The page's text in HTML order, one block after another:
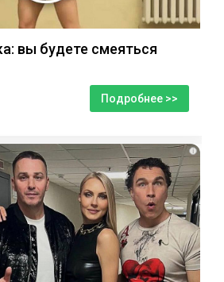
вы будете смеяться
Подробнее >>
i